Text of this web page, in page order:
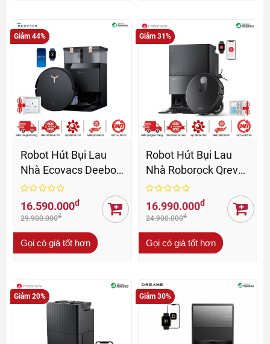
Giảm 44%
Robot Hút Bụi Lau
Nhà Ecovacs Deebot
X8 Pro Omni - BH 24
Th
16.590.000đ
29.900.000đ
Gọi có giá tốt hơn
Giảm 31%
Robot Hút Bụi Lau
Nhà Roborock Qrevo
Slim - BH 24 Th
16.990.000đ
24.900.000đ
Gọi có giá tốt hơn
Giảm 20% Giảm 30%